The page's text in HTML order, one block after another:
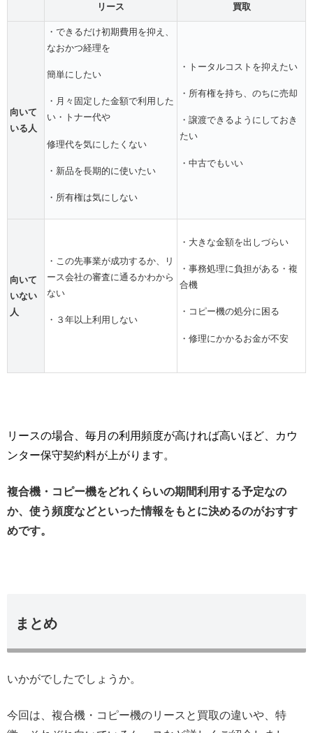
リース 買取
向いて
いる人
・できるだけ初期費用を抑え、
なおかつ経理を
簡単にしたい
・月々固定した金額で利用した
い・トナー代や
修理代を気にしたくない
・新品を長期的に使いたい
・所有権は気にしない
・トータルコストを抑えたい
・所有権を持ち、のちに売却
・譲渡できるようにしておき
たい
・中古でもいい
向いて
いない
人
・この先事業が成功するか、リ
ース会社の審査に通るかわから
ない
・３年以上利用しない
・大きな金額を出しづらい
・事務処理に負担がある・複
合機
・コピー機の処分に困る
・修理にかかるお金が不安
リースの場合、毎月の利用頻度が高ければ高いほど、カウ
ンター保守契約料が上がります。
複合機・コピー機をどれくらいの期間利用する予定なの
か、使う頻度などといった情報をもとに決めるのがおすす
めです。
まとめ
いかがでしたでしょうか。
今回は、複合機・コピー機のリースと買取の違いや、特